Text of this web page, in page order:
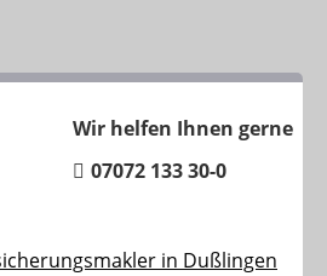
Wir helfen Ihnen gerne
07072 133 30-0